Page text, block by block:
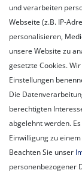
Registrieren
Login
Newsletter
und verarbeiten
Webseite (z.B. IP-
personalisieren,
unsere Website zu
gesetzte Cookies.
Einstellungen
Die
berechtigten
abgelehnt werden.
Einwilligung zu
Beachten Sie unser
personenbezogener